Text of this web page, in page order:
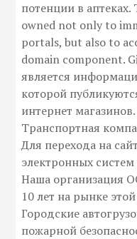
потенции в
owned not only to
portals, but also to
domain component.
является
которой
интернет
Транспортная
Для перехода на
электронных
Наша организация
10 лет на рынке
Городские
пожарной